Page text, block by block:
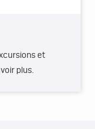
et
plus.